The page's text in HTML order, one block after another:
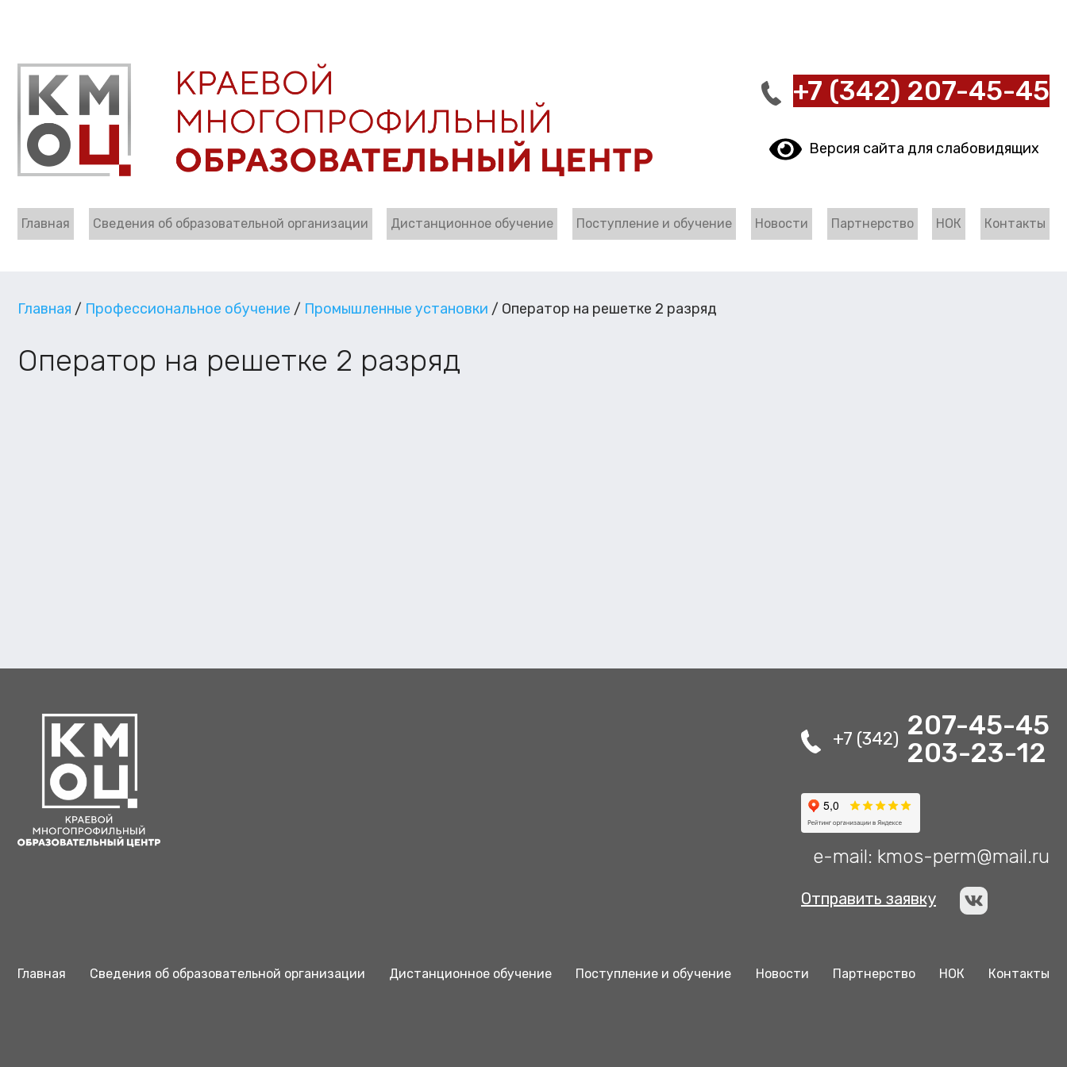
+7 (342) 207-45-45
Версия сайта для слабовидящих
Главная Сведения об образовательной организации Дистанционное обучение Поступление и обучение Новости Партнерство НОК Контакты
Главная / Профессиональное обучение / Промышленные установки / Оператор на решетке 2 разряд
Оператор на решетке 2 разряд
+7 (342) 207-45-45
203-23-12
e-mail: kmos-perm@mail.ru
Отправить заявку
Главная Сведения об образовательной организации Дистанционное обучение Поступление и обучение Новости Партнерство НОК Контакты